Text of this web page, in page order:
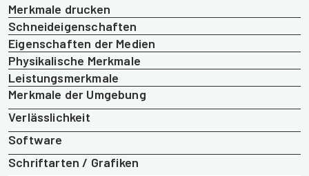
Merkmale drucken
Schneideigenschaften
Eigenschaften der Medien
Physikalische Merkmale
Leistungsmerkmale
Merkmale der Umgebung
Verlässlichkeit
Software
Schriftarten / Grafiken